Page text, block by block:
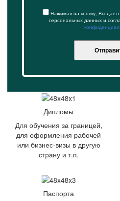
Нажимая на кнопку, Вы
персональных данных и
Дипломы
Для обучения за границей,
для оформления рабочей
или бизнес-визы в другую
страну и т.п.
Паспорта